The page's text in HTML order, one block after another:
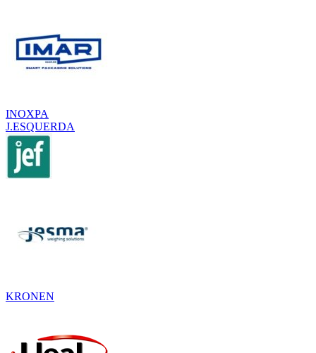
INOXPA
J.ESQUERDA
KRONEN